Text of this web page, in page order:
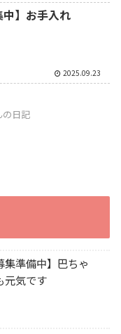
中】お手入れ
2025.09.23
の日記
集準備中】巴ちゃ
元気です